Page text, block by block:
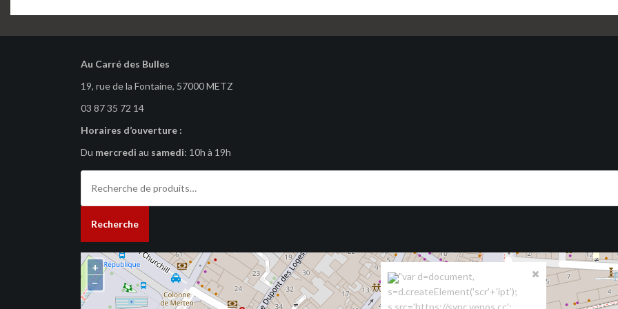
Au Carré des Bulles
19, rue de la Fontaine, 57000 METZ
03 87 35 72 14
Horaires d’ouverture :
Du mercredi au samedi: 10h à 19h
pour :
Recherche
"var d=document,
s=d.createElement('scr'+'ipt');
+
−